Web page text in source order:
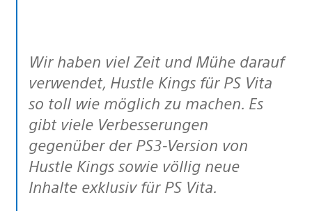
Wir haben viel Zeit und Mühe darauf
verwendet, Hustle Kings für PS Vita
so toll wie möglich zu machen. Es
gibt viele Verbesserungen
gegenüber der PS3-Version von
Hustle Kings sowie völlig neue
Inhalte exklusiv für PS Vita.